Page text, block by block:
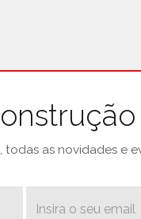
as novidades e